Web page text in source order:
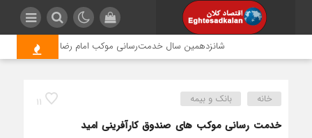
شانزدهمین سال خدمت‌رسانی موکب امام رضا (ع) پتروشیمی
11 خانه بانک و بیمه
خدمت رسانی موکب های صندوق کارآفرینی امید